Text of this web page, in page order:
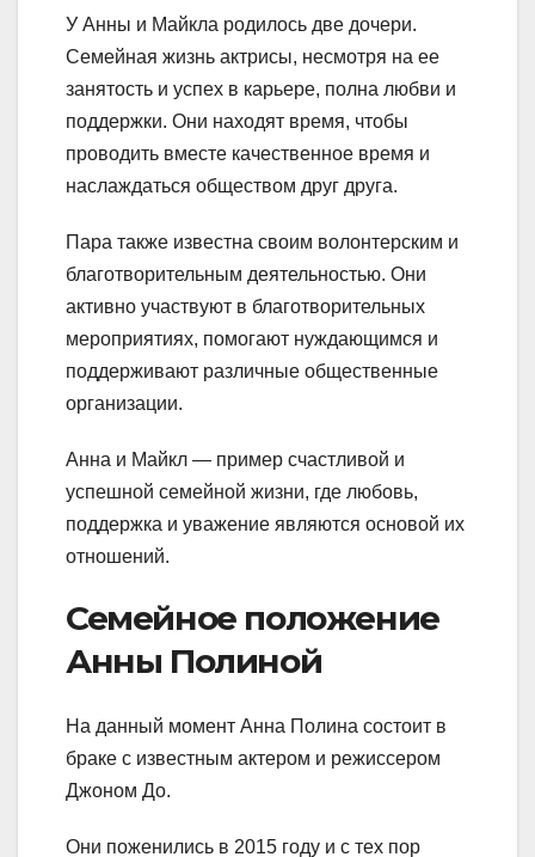
У Анны и Майкла родилось две дочери.
Семейная жизнь актрисы, несмотря на ее
занятость и успех в карьере, полна любви и
поддержки. Они находят время, чтобы
проводить вместе качественное время и
наслаждаться обществом друг друга.
Пара также известна своим волонтерским и
благотворительным деятельностью. Они
активно участвуют в благотворительных
мероприятиях, помогают нуждающимся и
поддерживают различные общественные
организации.
Анна и Майкл — пример счастливой и
успешной семейной жизни, где любовь,
поддержка и уважение являются основой их
отношений.
Семейное положение
Анны Полиной
На данный момент Анна Полина состоит в
браке с известным актером и режиссером
Джоном До.
Они поженились в 2015 году и с тех пор